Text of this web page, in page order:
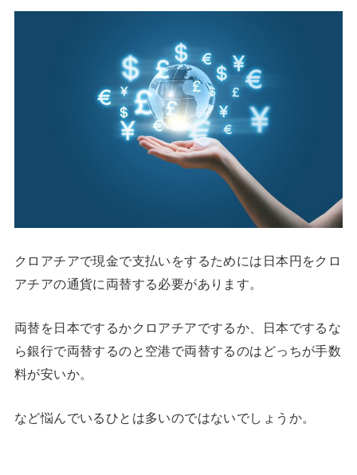
クロアチアで現金で支払いをするためには日本円をクロ
アチアの通貨に両替する必要があります。
両替を日本でするかクロアチアでするか、日本でするな
ら銀行で両替するのと空港で両替するのはどっちが手数
料が安いか。
など悩んでいるひとは多いのではないでしょうか。